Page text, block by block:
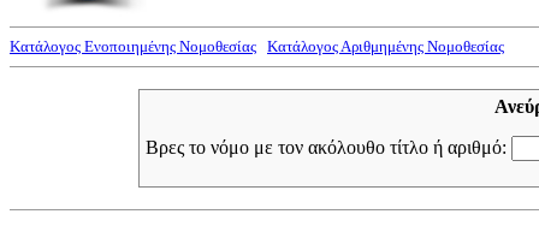
Κατάλογος Ενοποιημένης Νομοθεσίας Κατάλογος Αριθμημένης Νομοθεσίας
Βρες το νόμο με τον ακόλουθο τίτλο ή αριθμό: